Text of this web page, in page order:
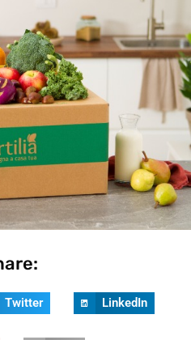
Twitter LinkedIn